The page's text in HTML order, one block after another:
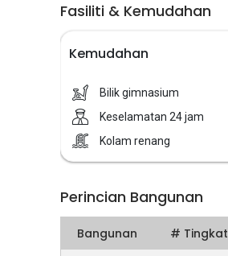
Fasiliti & Kemudahan
Kemudahan
Bilik gimnasium
Keselamatan 24 jam
Kolam renang
Perincian Bangunan
Bangunan # Tingkat